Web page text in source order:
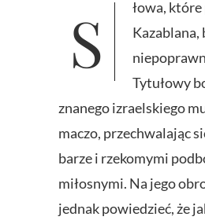
Słowa, które padają z ust
Kazablana,
Tytułowy
znanego izraelskiego
maczo, przechwalając
barze i rzekomymi
miłosnymi. Na jego
jednak powiedzieć, że